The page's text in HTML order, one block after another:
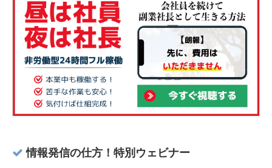
情報発信の仕方！特別ウェビナー